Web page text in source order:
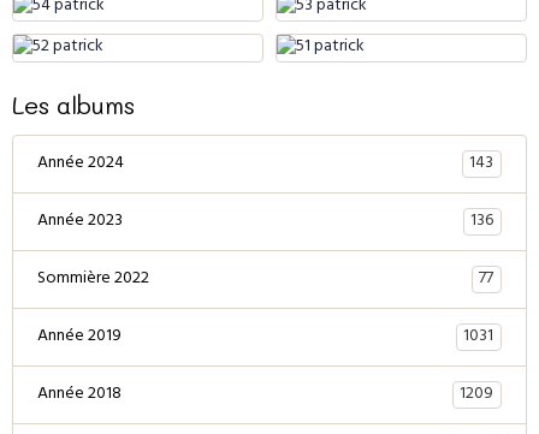
Les albums
Année 2024
143
Année 2023
136
Sommière 2022
77
Année 2019
1031
Année 2018
1209